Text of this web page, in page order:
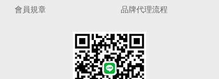
會員規章
品牌代理流程